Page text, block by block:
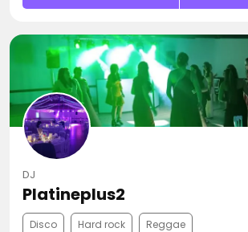
DJ
Platineplus2
Disco Hard rock Reggae